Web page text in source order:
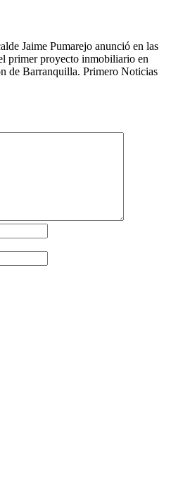
Jaime Pumarejo anunció en las
primer proyecto inmobiliario en
de Barranquilla. Primero Noticias